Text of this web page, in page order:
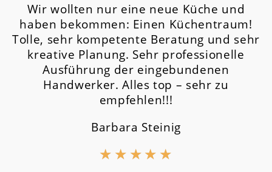
Wir wollten nur eine neue Küche und
haben bekommen: Einen Küchentraum!
Tolle, sehr kompetente Beratung und sehr
kreative Planung. Sehr professionelle
Ausführung der eingebundenen
Handwerker. Alles top – sehr zu
empfehlen!!!
Barbara Steinig
★ ★ ★ ★ ★